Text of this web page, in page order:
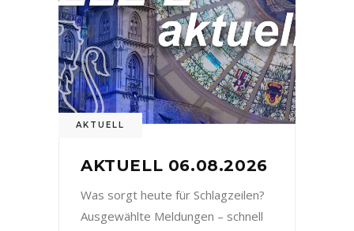
AKTUELL
AKTUELL 06.08.2026
Was sorgt heute für Schlagzeilen?
Ausgewählte Meldungen – schnell